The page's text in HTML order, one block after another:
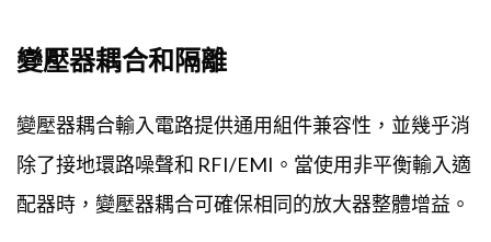
變壓器耦合和隔離
變壓器耦合輸入電路提供通用組件兼容性，並幾乎消
除了接地環路噪聲和 RFI/EMI。當使用非平衡輸入適
配器時，變壓器耦合可確保相同的放大器整體增益。